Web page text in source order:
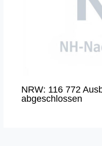
NRW: 116 772
abgeschlossen